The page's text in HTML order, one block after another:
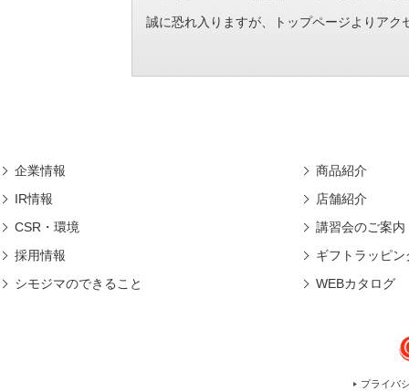
誠に恐れ入りますが、トップページよりアク
企業情報
IR情報
CSR・環境
採用情報
シモジマのできること
商品紹介
店舗紹介
講習会のご案内
ギフトラッピン
WEBカタログ
プライバ